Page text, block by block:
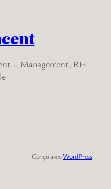
– Management, RH
Conçu avecWordPress